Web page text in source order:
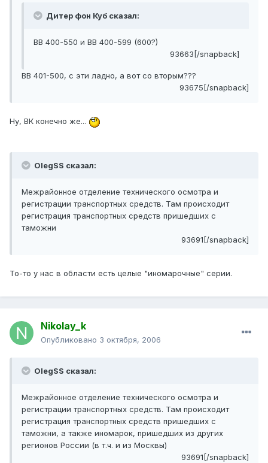
Дитер фон Куб сказал:
ВВ 400-550 и ВВ 400-599 (600?)
93663[/snapback]
ВВ 401-500, с эти ладно, а вот со вторым???
93675[/snapback]
Ну, ВК конечно же...
OlegSS сказал:
Межрайонное отделение технического осмотра и
регистрации транспортных средств. Там происходит
регистрация транспортных средств пришедших с
таможни
93691[/snapback]
То-то у нас в области есть целые "иномарочные" серии.
Nikolay_k
Опубликовано 3 октября, 2006
OlegSS сказал:
Межрайонное отделение технического осмотра и
регистрации транспортных средств. Там происходит
регистрация транспортных средств пришедших с
таможни, а также иномарок, пришедших из других
регионов России (в т.ч. и из Москвы)
93691[/snapback]